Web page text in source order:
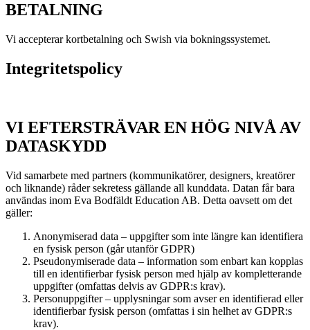
BETALNING
Vi accepterar kortbetalning och Swish via bokningssystemet.
Integritetspolicy
VI EFTERSTRÄVAR EN HÖG NIVÅ AV
DATASKYDD
Vid samarbete med partners (kommunikatörer, designers, kreatörer
och liknande) råder sekretess gällande all kunddata. Datan får bara
användas inom Eva Bodfäldt Education AB. Detta oavsett om det
gäller:
Anonymiserad data – uppgifter som inte längre kan identifiera
en fysisk person (går utanför GDPR)
Pseudonymiserade data – information som enbart kan kopplas
till en identifierbar fysisk person med hjälp av kompletterande
uppgifter (omfattas delvis av GDPR:s krav).
Personuppgifter – upplysningar som avser en identifierad eller
identifierbar fysisk person (omfattas i sin helhet av GDPR:s
krav).